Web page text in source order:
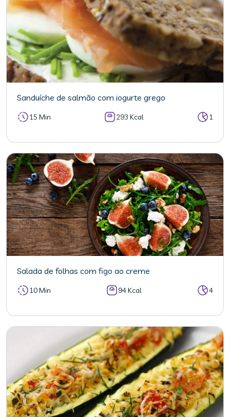
Sanduíche de salmão com iogurte grego
15 Min 293 Kcal 1
Salada de folhas com figo ao creme
10 Min 94 Kcal 4